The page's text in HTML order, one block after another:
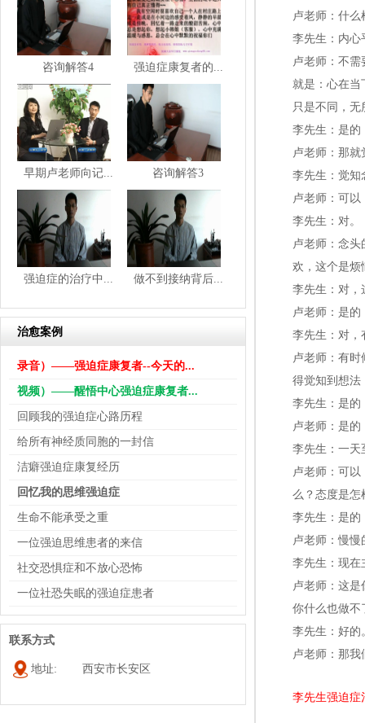
咨询解答4 强迫症康复者的...
早期卢老师向记... 咨询解答3
强迫症的治疗中... 做不到接纳背后...
治愈案例
录音）——强迫症康复者--今天的...
视频）——醒悟中心强迫症康复者...
回顾我的强迫症心路历程
给所有神经质同胞的一封信
洁癖强迫症康复经历
回忆我的思维强迫症
生命不能承受之重
一位强迫思维患者的来信
社交恐惧症和不放心恐怖
一位社恐失眠的强迫症患者
联系方式
地址: 西安市长安区
卢老师：什
李先生：内心
卢老师：不
就是：心在当
只是不同，无
李先生：是的
卢老师：那
李先生：觉知
卢老师：可
李先生：对。
卢老师：念
欢，这个是烦
李先生：对，
卢老师：是
李先生：对，
卢老师：有
得觉知到想法
李先生：是的
卢老师：是
李先生：一天
卢老师：可
么？态度是怎
李先生：是的
卢老师：慢
李先生：现在
卢老师：这
你什么也做不
李先生：好的
卢老师：那我
李先生强迫症